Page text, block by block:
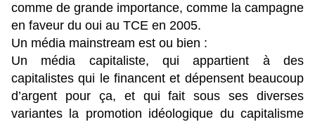
comme de grande importance, comme la campagne
en faveur du oui au TCE en 2005.
Un média mainstream est ou bien :
Un média capitaliste, qui appartient à des
capitalistes qui le financent et dépensent beaucoup
d’argent pour ça, et qui fait sous ses diverses
variantes la promotion idéologique du capitalisme